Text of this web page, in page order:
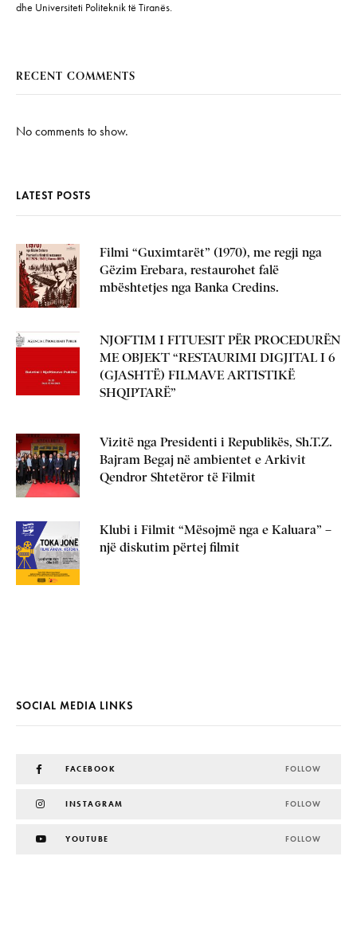
dhe Universiteti Politeknik të Tiranës.
RECENT COMMENTS
No comments to show.
LATEST POSTS
Filmi “Guximtarët” (1970), me regji nga
Gëzim Erebara, restaurohet falë
mbështetjes nga Banka Credins.
NJOFTIM I FITUESIT PËR PROCEDURËN
ME OBJEKT “RESTAURIMI DIGJITAL I 6
(GJASHTË) FILMAVE ARTISTIKË
SHQIPTARË”
Vizitë nga Presidenti i Republikës, Sh.T.Z.
Bajram Begaj në ambientet e Arkivit
Qendror Shtetëror të Filmit
Klubi i Filmit “Mësojmë nga e Kaluara” –
një diskutim përtej filmit
SOCIAL MEDIA LINKS
FACEBOOK FOLLOW
INSTAGRAM FOLLOW
YOUTUBE FOLLOW